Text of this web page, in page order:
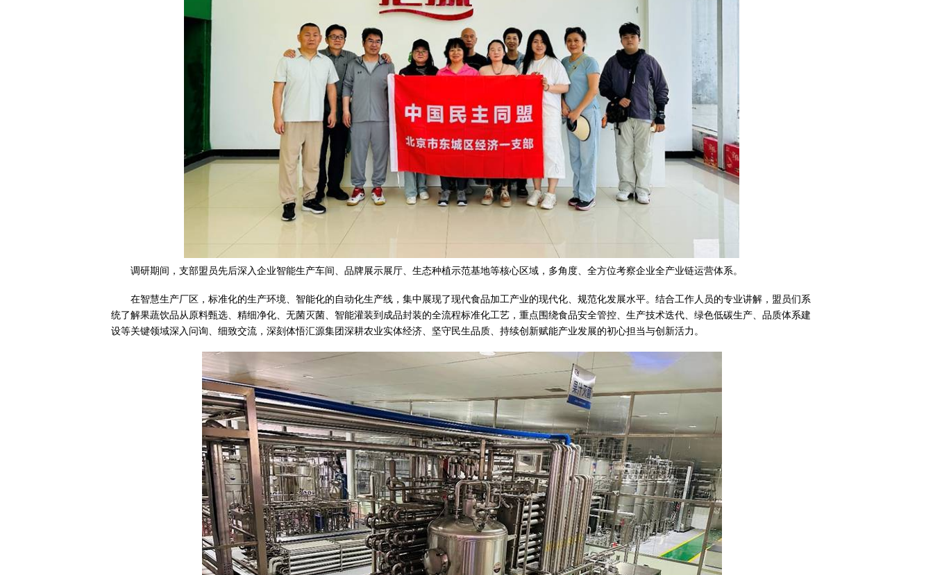
调研期间，支部盟员先后深入企业智能生产车间、品牌展示展厅、生态种植示范基地等核心区域，多角度、全方位考察企业全产业链运营体系。
在智慧生产厂区，标准化的生产环境、智能化的自动化生产线，集中展现了现代食品加工产业的现代化、规范化发展水平。结合工作人员的专业讲解，盟员们系
统了解果蔬饮品从原料甄选、精细净化、无菌灭菌、智能灌装到成品封装的全流程标准化工艺，重点围绕食品安全管控、生产技术迭代、绿色低碳生产、品质体系建
设等关键领域深入问询、细致交流，深刻体悟汇源集团深耕农业实体经济、坚守民生品质、持续创新赋能产业发展的初心担当与创新活力。